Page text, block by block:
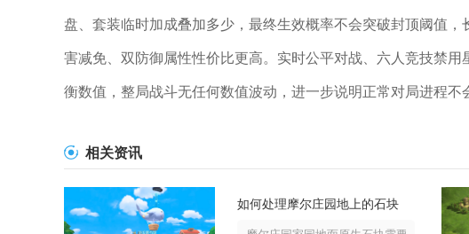
盘、套装临时加成叠加多少，最终生效概率不会突破封顶阈值
害减免、双防御属性性价比更高。实时公平对战、六人竞技禁
衡数值，整局战斗无任何数值波动，进一步说明正常对局进程不
相关资讯
如何处理摩尔庄园地上的石块